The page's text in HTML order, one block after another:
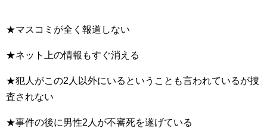
★マスコミが全く報道しない
★ネット上の情報もすぐ消える
★犯人がこの2人以外にいるということも言われているが捜
査されない
★事件の後に男性2人が不審死を遂げている